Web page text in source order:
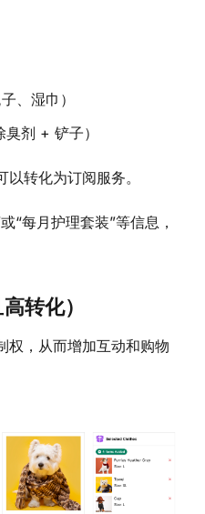
、湿巾）
剂 + 铲子）
转化为订阅服务。
“每月护理套装”等信息，
转化）
权，从而增加互动和购物